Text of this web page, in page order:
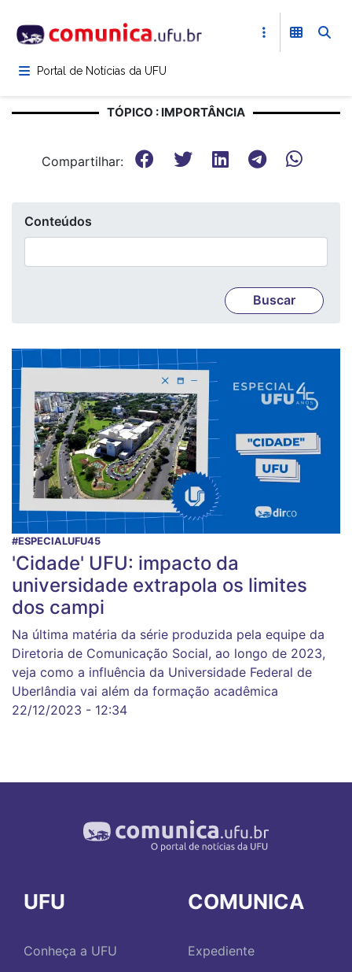
para
conteúdoPortal de Notícias da UFU
TÓPICO : IMPORTÂNCIA
Compartilhar:
Conteúdos
#ESPECIALUFU45
'Cidade' UFU: impacto da
universidade extrapola os limites
dos campi
Na última matéria da série produzida pela equipe da
Diretoria de Comunicação Social, ao longo de 2023,
veja como a influência da Universidade Federal de
Uberlândia vai além da formação acadêmica
22/12/2023 - 12:34
UFU
Conheça a UFU
COMUNICA
Expediente